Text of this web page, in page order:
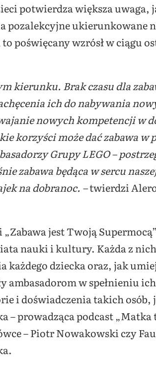
potwierdza większa uwaga,
pozalekcyjne ukierunkowane
poświęcany wzrósł w ciągu
kierunku. Brak czasu dla
ich do nabywania
nowych kompetencji w
korzyści może dać zabawa
Grupy LEGO –
zabawa będąca w sercu
na dobranoc. –twierdzi
jest Twoją
nauki i kultury. Każda z
każdego dziecka oraz, jak
ambasadorom w spełnieniu
i doświadczenia takich osób,
– prowadząca podcast
– Piotr Nowakowski czy